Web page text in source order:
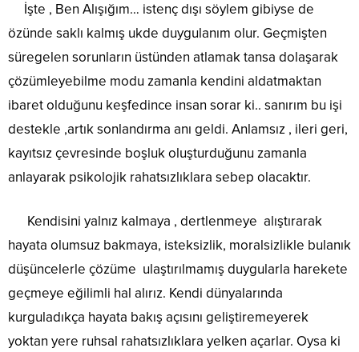
İşte , Ben Alışığım… istenç dışı söylem gibiyse de
özünde saklı kalmış ukde duygulanım olur. Geçmişten
süregelen sorunların üstünden atlamak tansa dolaşarak
çözümleyebilme modu zamanla kendini aldatmaktan
ibaret olduğunu keşfedince insan sorar ki.. sanırım bu işi
destekle ,artık sonlandırma anı geldi. Anlamsız , ileri geri,
kayıtsız çevresinde boşluk oluşturduğunu zamanla
anlayarak psikolojik rahatsızlıklara sebep olacaktır.
Kendisini yalnız kalmaya , dertlenmeye alıştırarak
hayata olumsuz bakmaya, isteksizlik, moralsizlikle bulanık
düşüncelerle çözüme ulaştırılmamış duygularla harekete
geçmeye eğilimli hal alırız. Kendi dünyalarında
kurguladıkça hayata bakış açısını geliştiremeyerek
yoktan yere ruhsal rahatsızlıklara yelken açarlar. Oysa ki